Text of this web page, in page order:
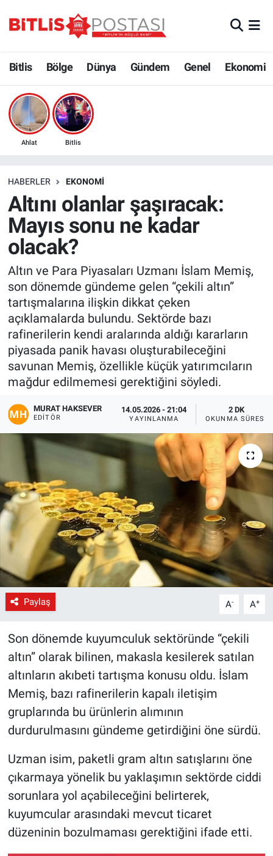
Bitlis Bölge Dünya Gündem Genel Ekonomi
Ahlat Bitlis
HABERLER EKONOMI
Altını olanlar şaşıracak:
Mayıs sonu ne kadar
olacak?
Altın ve Para Piyasaları Uzmanı İslam Memiş,
son dönemde gündeme gelen “çekili altın”
tartışmalarına ilişkin dikkat çeken
açıklamalarda bulundu. Sektörde bazı
rafinerilerin kendi aralarında aldığı kararların
piyasada panik havası oluşturabileceğini
savunan Memiş, özellikle küçük yatırımcıların
mağdur edilmemesi gerektiğini söyledi.
MURAT HAKSEVER
EDITÖR
14.05.2026 - 21:04
YAYINLANMA
2 DK
OKUNMA SÜRESI
Paylaş A- A+
Son dönemde kuyumculuk sektöründe “çekili
altın” olarak bilinen, makasla kesilerek satılan
altınların akıbeti tartışma konusu oldu. İslam
Memiş, bazı rafinerilerin kapalı iletişim
gruplarında bu ürünlerin alımının
durdurulmasını gündeme getirdiğini öne sürdü.
Uzman isim, paketli gram altın satışlarını öne
çıkarmaya yönelik bu yaklaşımın sektörde ciddi
sorunlara yol açabileceğini belirterek,
kuyumcular arasındaki mevcut ticaret
düzeninin bozulmaması gerektiğini ifade etti.
Bölge
Çevre
Eğitim
Ekonomi
Genel
Gündem
Kültür-Sanat
Magazin
Politika
Resmi İlanlar
Siyaset
Spor
Yerel
Bitlis Trafik Yoğunluk Haritası
Süper Lig Puan Durumu ve Fikstür
Son Dakika Haberleri
Haber Arşivi